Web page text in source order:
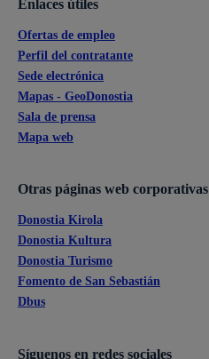
Enlaces útiles
Ofertas de empleo
Perfil del contratante
Sede electrónica
Mapas - GeoDonostia
Sala de prensa
Mapa web
Otras páginas web corporativas
Donostia Kirola
Donostia Kultura
Donostia Turismo
Fomento de San Sebastián
Dbus
Síguenos en redes sociales